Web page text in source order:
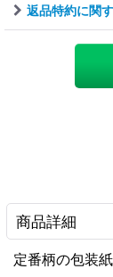
返品特約に関
商品詳細
定番柄の包装紙